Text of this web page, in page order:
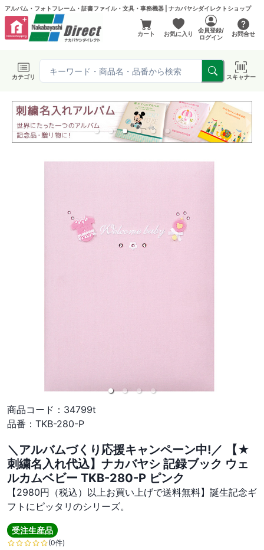
アルバム・フォトフレーム・証書ファイル・文具・事務機器 | ナカバヤシダイレクトショップ
カート お気に入り
会員登録/
ログイン
お問合せ
カテゴリ スキャナー
商品コード： 34799t
品番： TKB-280-P
＼アルバムづくり応援キャンペーン中!／ 【★
刺繍名入れ代込】ナカバヤシ 記録ブック ウェ
ルカムベビー TKB-280-P ピンク
【2980円（税込）以上お買い上げで送料無料】誕生記念ギ
フトにピッタリのシリーズ。
受注生産品
(0件)